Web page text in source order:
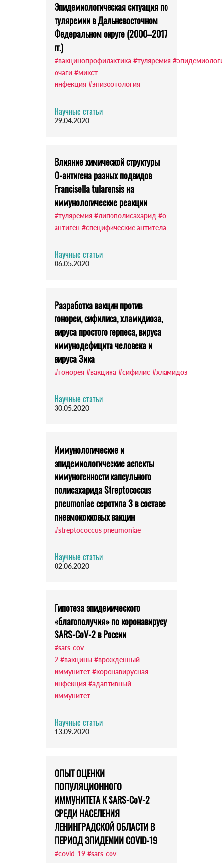
Эпидемиологическая ситуация по
туляремии в Дальневосточном
Федеральном округе (2000–2017
гг.)
#вакцинопрофилактика #туляремия
очаги #микст-
инфекция #эпизоотология
Научные статьи
29.04.2020
Влияние химической структуры
O-антигена разных подвидов
Francisella tularensis на
иммунологические реакции
#туляремия #липополисахарид #о-
антиген #специфические антитела
Научные статьи
06.05.2020
Разработка вакцин против
гонореи, сифилиса, хламидиоза,
вируса простого герпеса, вируса
иммунодефицита человека и
вируса Зика
#гонорея #вакцина #сифилис #хламидоз
Научные статьи
30.05.2020
Иммунологические и
эпидемиологические аспекты
иммуногенности капсульного
полисахарида Streptococcus
pneumoniae серотипа 3 в составе
пневмококковых вакцин
#streptococcus pneumoniae
Научные статьи
02.06.2020
Гипотеза эпидемического
«благополучия» по коронавирусу
SARS-CoV-2 в России
#sars-cov-
2 #вакцины #врожденный
иммунитет #коронавирусная
инфекция #адаптивный
иммунитет
Научные статьи
13.09.2020
ОПЫТ ОЦЕНКИ
ПОПУЛЯЦИОННОГО
ИММУНИТЕТА К SARS-CoV-2
СРЕДИ НАСЕЛЕНИЯ
ЛЕНИНГРАДСКОЙ ОБЛАСТИ В
ПЕРИОД ЭПИДЕМИИ COVID-19
#covid-19 #sars-cov-